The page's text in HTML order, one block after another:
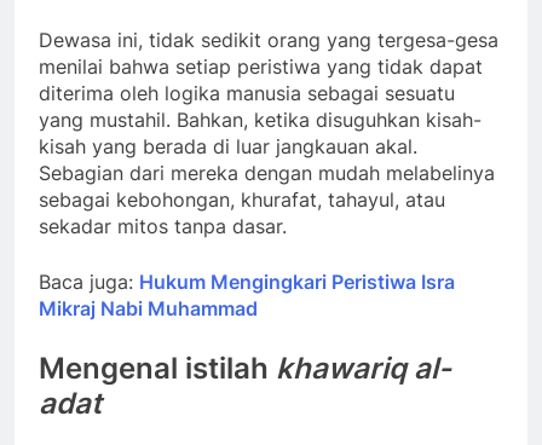
Dewasa ini, tidak sedikit orang yang tergesa-gesa
menilai bahwa setiap peristiwa yang tidak dapat
diterima oleh logika manusia sebagai sesuatu
yang mustahil. Bahkan, ketika disuguhkan kisah-
kisah yang berada di luar jangkauan akal.
Sebagian dari mereka dengan mudah melabelinya
sebagai kebohongan, khurafat, tahayul, atau
sekadar mitos tanpa dasar.
Baca juga: Hukum Mengingkari Peristiwa Isra
Mikraj Nabi Muhammad
Mengenal istilah khawariq al-
adat